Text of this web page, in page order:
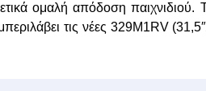
ομαλή απόδοση
τις νέες 329M1RV